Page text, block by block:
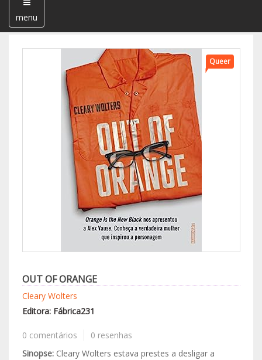
menu
Queer
OUT OF ORANGE
Cleary Wolters
Editora: Fábrica231
0 comentários
0 resenhas
Sinopse:Cleary Wolters estava prestes a desligar a